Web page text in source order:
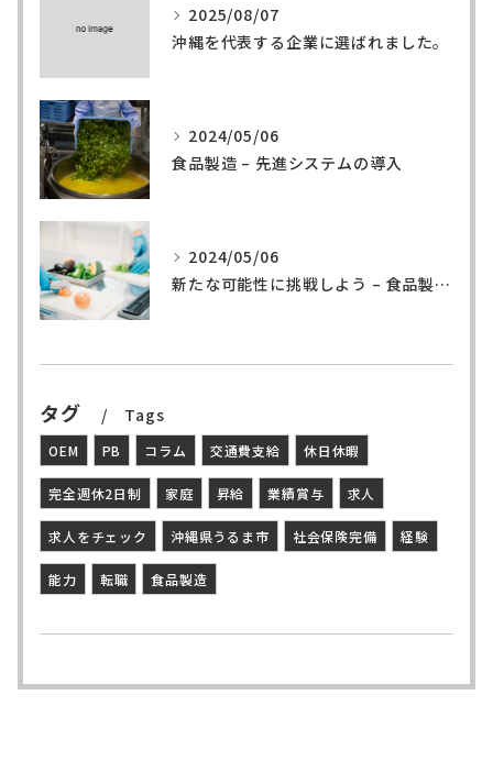
2025/08/07
沖縄を代表する企業に選ばれました。
2024/05/06
食品製造 – 先進システムの導入
2024/05/06
新たな可能性に挑戦しよう – 食品製造の世界へ
タグ Tags
OEM PB コラム 交通費支給 休日休暇
完全週休2日制 家庭 昇給 業績賞与 求人
求人をチェック 沖縄県うるま市 社会保険完備 経験
能力 転職 食品製造